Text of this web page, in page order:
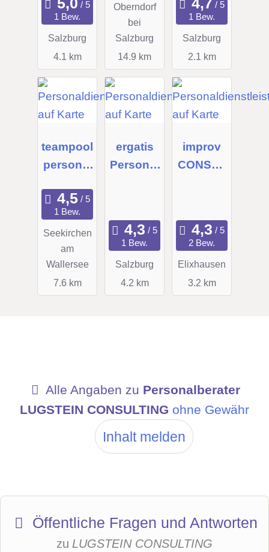
1 Bew.
Salzburg
4.1 km
Oberndorf
bei
Salzburg
14.9 km
1 Bew.
Salzburg
2.1 km
teampool
personal
gmbh
1 Bew.
Seekirchen
am
Wallersee
7.6 km
ergatis
Personal
GmbH
1 Bew.
Salzburg
4.2 km
improv
CONSUL
2 Bew.
Elixhausen
3.2 km
Alle Angaben zu Personalberater
LUGSTEIN CONSULTING ohne Gewähr
Inhalt melden
Öffentliche Fragen und Antworten
zu LUGSTEIN CONSULTING